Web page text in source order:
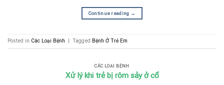
Continue reading →
Posted in Các Loại Bệnh Tagged Bệnh Ở Trẻ Em
CÁC LOẠI BỆNH
Xử lý khi trẻ bị rôm sảy ở cổ